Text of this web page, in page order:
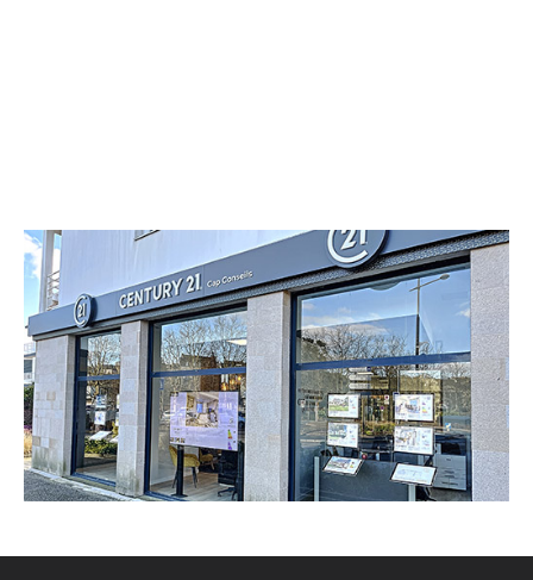
CENTURY 21 Cap Conseils
7 avenue du Général De Gaulle
LANNION - 22300
Envoyer un message
Téléphoner à l'agence